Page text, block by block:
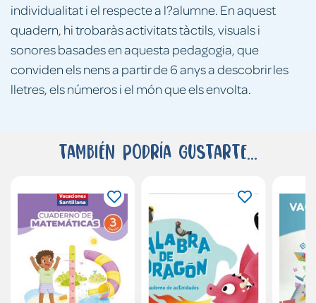
individualitat i el respecte a l?alumne. En aquest
quadern, hi trobaràs activitats tàctils, visuals i
sonores basades en aquesta pedagogia, que
conviden els nens a partir de 6 anys a descobrir les
lletres, els números i el món que els envolta.
También podría gustarte...